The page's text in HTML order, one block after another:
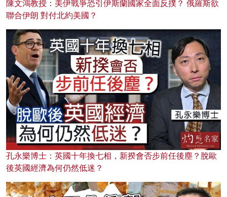
陳文鴻教授：美伊戰爭恐引伊斯蘭國家全面反撲？ 俄羅斯欲
聯合伊朗 對付北約美國？
孔永樂博士：英國十年換七相，新揆會否步前任後塵？脫歐
後英國經濟為何仍然低迷？